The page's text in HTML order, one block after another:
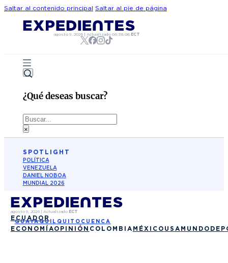
Saltar al contenido principal Saltar al pie de página
agosto 9, 2026| Actualizado 06:38:08 ECT
¿Qué deseas buscar?
Buscar
×
SPOTLIGHT
POLÍTICA
VENEZUELA
DANIEL NOBOA
MUNDIAL 2026
agosto 9, 2026| Actualizado ECT
ECUADOR
GUAYAQUIL QUITO CUENCA
ECONOMÍAOPINIÓN COLOMBIA MÉXICO USA MUNDO